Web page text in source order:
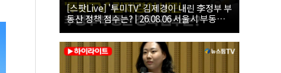
[스팟Live] '투미TV' 김제경이 내린 李정부 부
동산 정책 점수는? | 26.08.06 서울시 부동산
대토론회